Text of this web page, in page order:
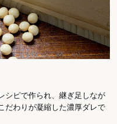
シピで作られ、継ぎ足しなが
だわりが凝縮した濃厚ダレで